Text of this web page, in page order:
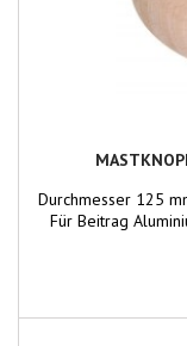
Durchmesser 125
Für Beitrag